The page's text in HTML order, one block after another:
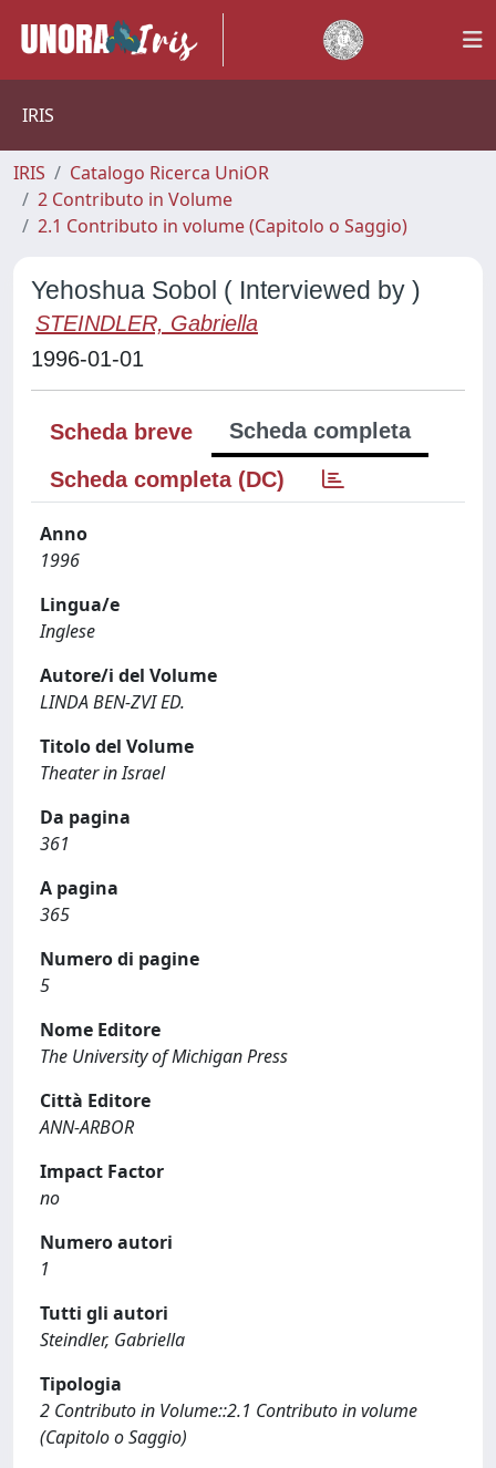
IRIS
IRIS
Catalogo Ricerca UniOR
2 Contributo in Volume
2.1 Contributo in volume (Capitolo o Saggio)
Yehoshua Sobol ( Interviewed by )
STEINDLER, Gabriella
1996-01-01
Scheda breve
Scheda completa
Scheda completa (DC)
Anno
1996
Lingua/e
Inglese
Autore/i del Volume
LINDA BEN-ZVI ED.
Titolo del Volume
Theater in Israel
Da pagina
361
A pagina
365
Numero di pagine
5
Nome Editore
The University of Michigan Press
Città Editore
ANN-ARBOR
Impact Factor
no
Numero autori
1
Tutti gli autori
Steindler, Gabriella
Tipologia
2 Contributo in Volume::2.1 Contributo in volume
(Capitolo o Saggio)